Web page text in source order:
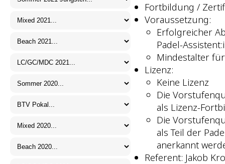
Fortbildung /
Voraussetzung:
Erfolgreicher
Padel-
Mindestalter für
Lizenz:
Keine Lizenz
Die
als Lizenz-
Die
als Teil der
anerkannt
Referent: Jakob